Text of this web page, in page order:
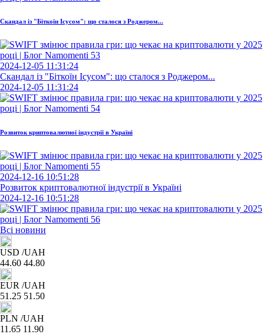
Скандал із "Біткоїн Ісусом": що сталося з Роджером...
2024-12-05 11:31:24
Скандал із "Біткоїн Ісусом": що сталося з Роджером...
2024-12-05 11:31:24
Розвиток криптовалютної індустрії в Україні
2024-12-16 10:51:28
Розвиток криптовалютної індустрії в Україні
2024-12-16 10:51:28
Всі новини
USD /UAH
44.60 44.80
EUR /UAH
51.25 51.50
PLN /UAH
11.65 11.90